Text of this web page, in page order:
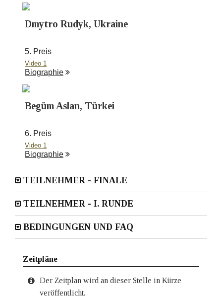
Dmytro Rudyk, Ukraine
5. Preis
Video 1
Biographie
Begüm Aslan, Türkei
6. Preis
Video 1
Biographie
TEILNEHMER - FINALE
TEILNEHMER - I. RUNDE
BEDINGUNGEN UND FAQ
Zeitpläne
Der Zeitplan wird an dieser Stelle in Kürze
veröffentlicht.